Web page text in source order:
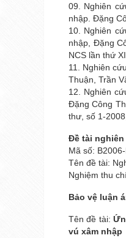
09. Nghiên
nhập. Đặng
10. Nghiên
nhập, Đặng
NCS lần thứ
11. Nghiên
Thuận, Trần
12. Nghiên
Đặng Công
thư, số 1-
Đề tài
Mã số:
Tên đề tài:
Nghiệm thu
Bảo vệ luận
Tên đề tài:
vú xâm nhập